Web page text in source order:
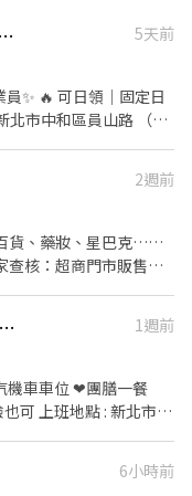
👍 ⭕急~中和外商日班作業員▶日班220/H🙂周休二日 可日領✅簡單筆記型電腦組包裝
5天前
✨ 🔥 可日領｜固定日
✨ 職缺優勢
審即可 ✔️ 公司供餐
✔️ 訂單穩定、固定班
0965-031660 洪小姐
2週前
貨、藥妝、星巴克……
查核：超商門市販售商
此工作為外勤工作，喜
加入
👍 中和光電產業高時薪！最高67K↑｜免輪班固定班｜周休二日｜高薪急徵 AA-34
1週前
機車車位 ❤團膳一餐
市中
6小時前